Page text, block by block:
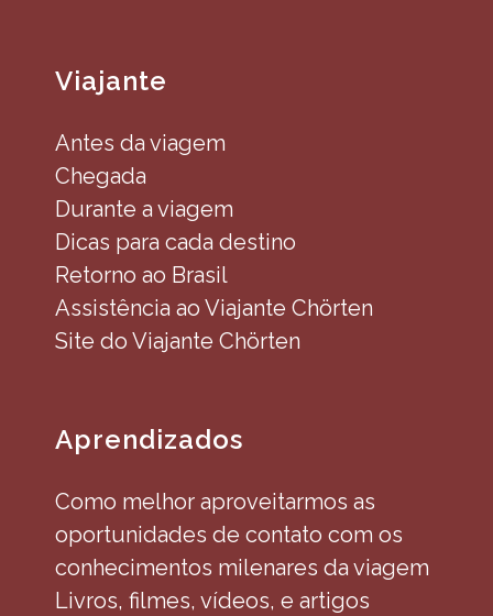
Viajante
Antes da viagem
Chegada
Durante a viagem
Dicas para cada destino
Retorno ao Brasil
Assistência ao Viajante Chörten
Site do Viajante Chörten
Aprendizados
Como melhor aproveitarmos as
oportunidades de contato com os
conhecimentos milenares da viagem
Livros, filmes, vídeos, e artigos